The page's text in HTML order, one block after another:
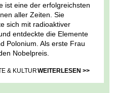
ist eine der erfolgreichsten
aller Zeiten. Sie
sich mit radioaktiver
entdeckte die Elemente
Polonium. Als erste Frau
Nobelpreis.
& KULTURWEITERLESEN >>